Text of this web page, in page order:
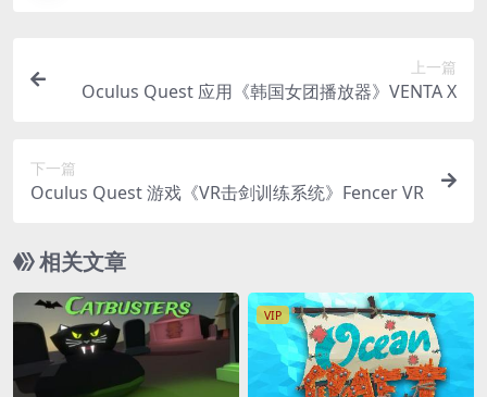
上一篇
Oculus Quest 应用《韩国女团播放器》VENTA X
下一篇
Oculus Quest 游戏《VR击剑训练系统》Fencer VR
相关文章
VIP